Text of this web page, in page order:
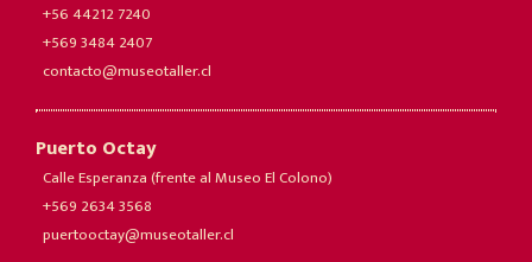
+56 44212 7240
+569 3484 2407
contacto@museotaller.cl
Puerto Octay
Calle Esperanza (frente al Museo El Colono)
+569 2634 3568
puertooctay@museotaller.cl